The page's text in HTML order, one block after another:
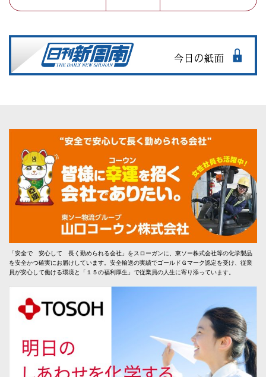
「安全で 安心して 長く勤められる会社」をスローガンに、東ソー株式会社等の化学製品
を安全かつ確実にお届けしています。安全輸送の実績でゴールドＧマーク認定を受け、従業
員が安心して働ける環境と「１５の福利厚生」で従業員の人生に寄り添っています。